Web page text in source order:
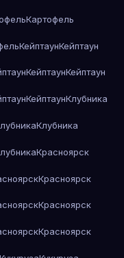
Картофель
КейптаунКейптаун
КейптаунКейптаун
КейптаунКлубника
Клубника
Красноярск
Красноярск
Красноярск
Красноярск